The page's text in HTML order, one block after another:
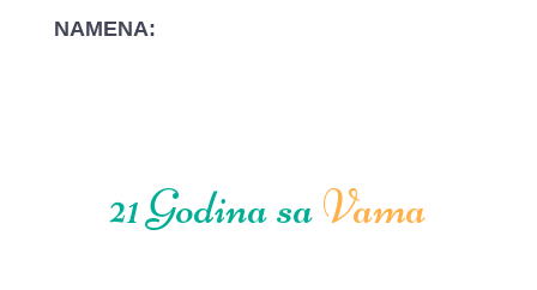
NAMENA:
21 Godina saVama